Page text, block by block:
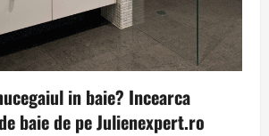
in baie? Incearca
baie de pe Julienexpert.ro